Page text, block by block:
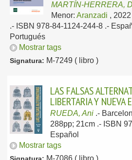
MARTÍN-HERRERA,
Menor: Aranzadi , 2022
.- ISBN 978-84-1124-244-8 .-
Portugués
Mostrar tags
Signatura: M-7249 ( libro )
LAS FALSAS
LIBERTARIA Y NUEVA
RUEDA, Ani .-
288pp; 21cm .- ISBN
Español
Mostrar tags
M-7086 ( libro )